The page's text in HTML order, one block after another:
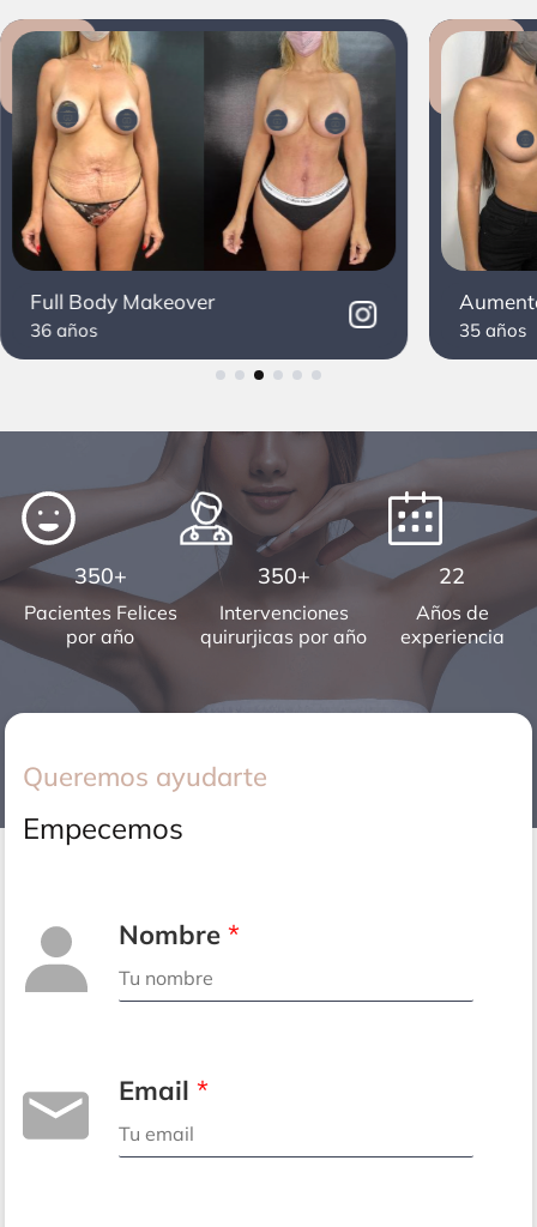
Full Body Makeover
36 años 35 años
350+
Pacientes Felices
por año
350+
Intervenciones
quirurjicas por año
22
Años de
experiencia
Queremos ayudarte
Empecemos
Nombre *
Email *